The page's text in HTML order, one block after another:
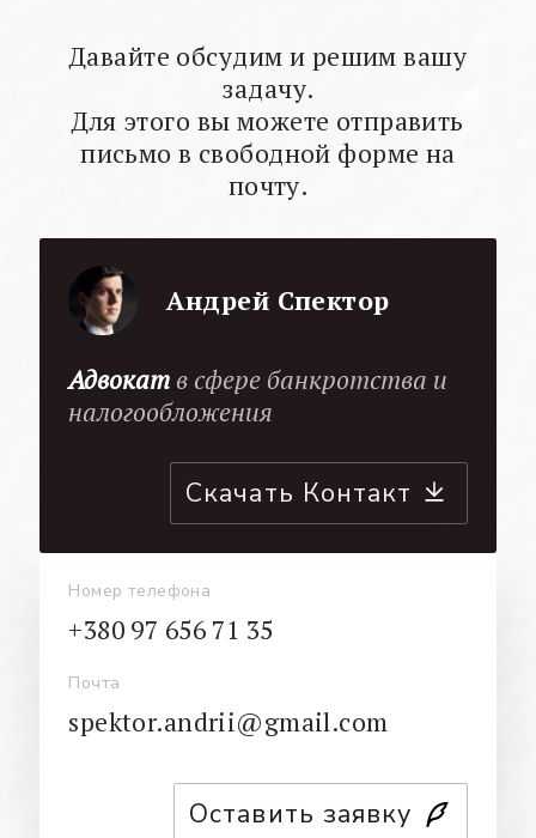
Давайте обсудим и решим вашу
задачу.
Для этого вы можете отправить
письмо в свободной форме на
почту.
Андрей Спектор
Адвокат в сфере банкротства и
налогообложения
Скачать Контакт
Номер телефона
+380 97 656 71 35
Почта
spektor.andrii@gmail.com
Оставить заявку